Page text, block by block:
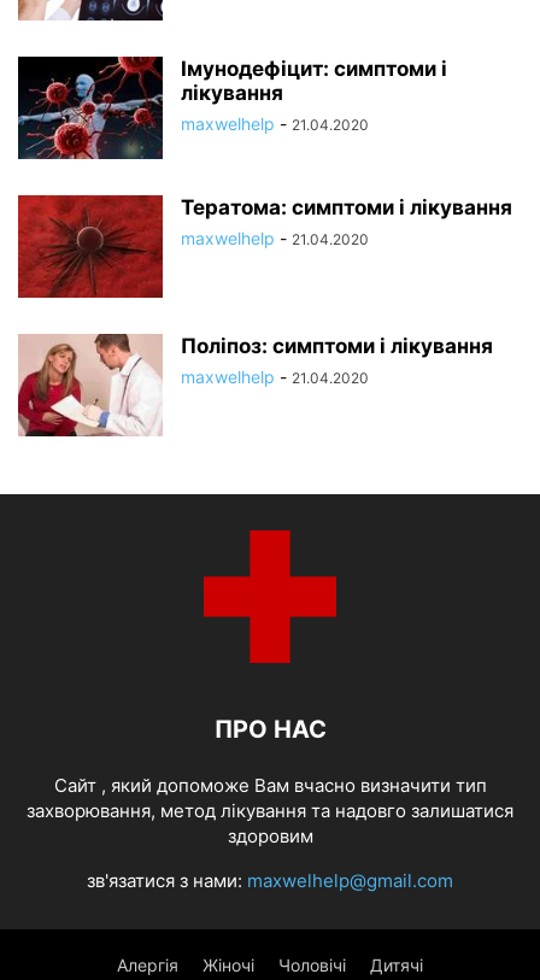
Імунодефіцит: симптоми і
лікування
maxwelhelp - 21.04.2020
Тератома: симптоми і лікування
maxwelhelp - 21.04.2020
Поліпоз: симптоми і лікування
maxwelhelp - 21.04.2020
ПРО НАС
Cайт , який допоможе Вам вчасно визначити тип
захворювання, метод лікування та надовго залишатися
здоровим
зв'язатися з нами: maxwelhelp@gmail.com
Алергія Жіночі Чоловічі Дитячі